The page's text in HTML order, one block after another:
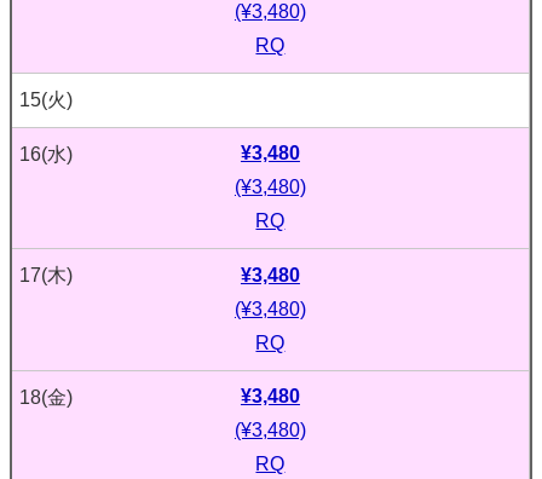
(¥3,480)
RQ
15(火)
16(水)
¥3,480
(¥3,480)
RQ
17(木)
¥3,480
(¥3,480)
RQ
18(金)
¥3,480
(¥3,480)
RQ